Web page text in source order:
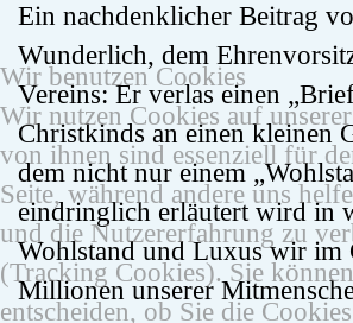
Ein nachdenklicher Beitrag
Wunderlich, dem
Vereins: Er verlas einen
Christkinds an einen kleinen
dem nicht nur einem
eindringlich erläutert wird in
Wohlstand und Luxus wir im
Millionen unserer
Wir benutzen Cookies
Wir nutzen Cookies auf
von ihnen sind essenziell für
Seite, während andere uns
und die Nutzererfahrung zu
(Tracking Cookies). Sie
entscheiden, ob Sie die